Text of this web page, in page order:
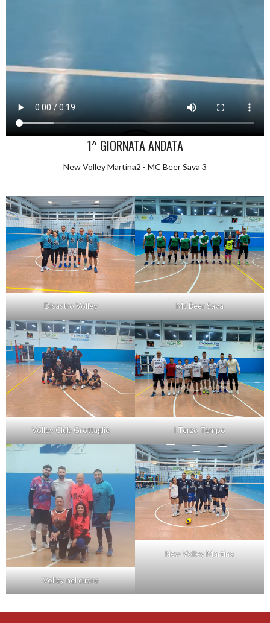
1^ GIORNATA ANDATA
New Volley Martina2 - MC Beer Sava 3
Disastro Volley Mc Beer Sava
Volley Club Grottaglie I Terzo Tempo
Volley nel cuore
New Volley Martina